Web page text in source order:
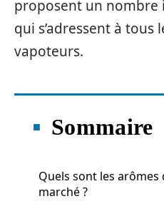
proposent un nombre
qui s’adressent à tous
vapoteurs.
Sommaire
Quels sont les
marché ?